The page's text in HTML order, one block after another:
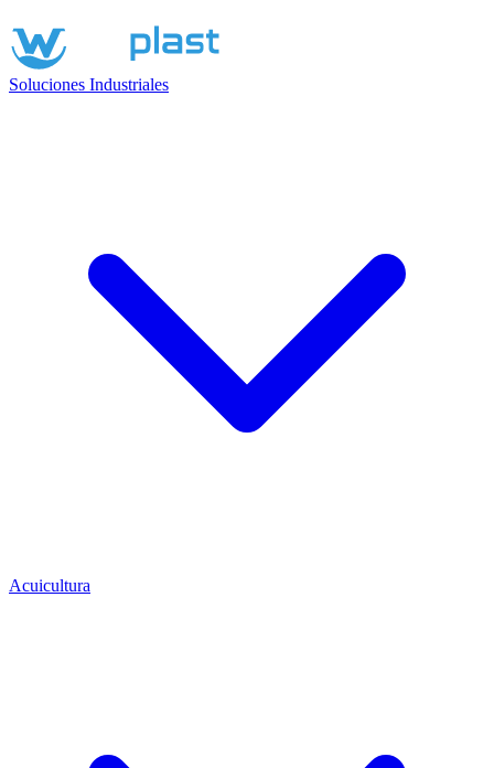
Soluciones Industriales
Acuicultura